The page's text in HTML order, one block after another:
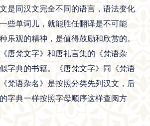
是同汉文完全不同的语言，语法变化
些单词儿，就能胜任翻译是不可能
乐观的精神，是值得鼓励和欣赏的。
唐梵文字》和唐礼言集的《梵语杂
字典的书籍。《唐梵文字》同《梵语
梵语杂名》是按照分类先列汉文，后
字典一样按照字母顺序这样查阅方